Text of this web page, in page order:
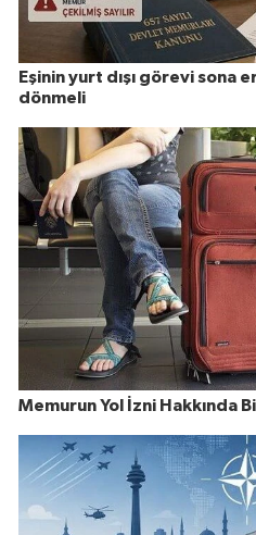
Eşinin yurt dışı görevi sona
dönmeli
Memurun Yol İzni Hakkında